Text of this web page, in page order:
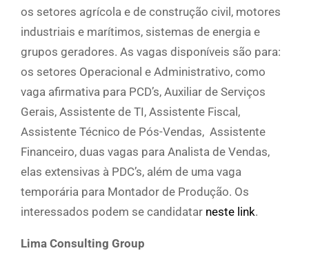
os setores agrícola e de construção civil, motores
industriais e marítimos, sistemas de energia e
grupos geradores. As vagas disponíveis são para:
os setores Operacional e Administrativo, como
vaga afirmativa para PCD’s, Auxiliar de Serviços
Gerais, Assistente de TI, Assistente Fiscal,
Assistente Técnico de Pós-Vendas, Assistente
Financeiro, duas vagas para Analista de Vendas,
elas extensivas à PDC’s, além de uma vaga
temporária para Montador de Produção. Os
interessados podem se candidatar neste link.
Lima Consulting Group